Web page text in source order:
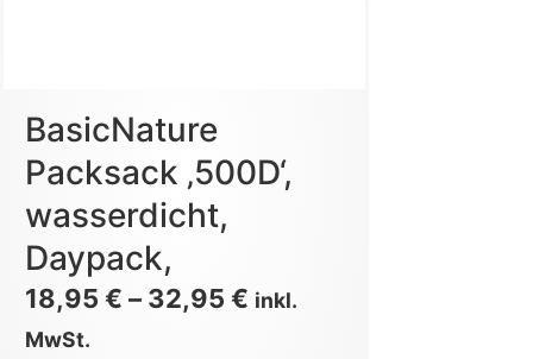
BasicNature
Packsack ‚500D‘,
wasserdicht,
Daypack,
18,95€ – 32,95€ inkl.
MwSt.